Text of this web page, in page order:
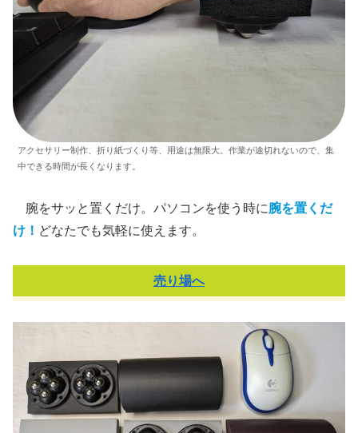
アクセサリー制作、折り紙づくり等、用途は無限大。作業が途切れないので、集
中できる時間が長くなります。
腕をサッと置くだけ。パソコンを使う時に腕を置くだ
け！ どなたでも気軽に使えます。
売り場へ